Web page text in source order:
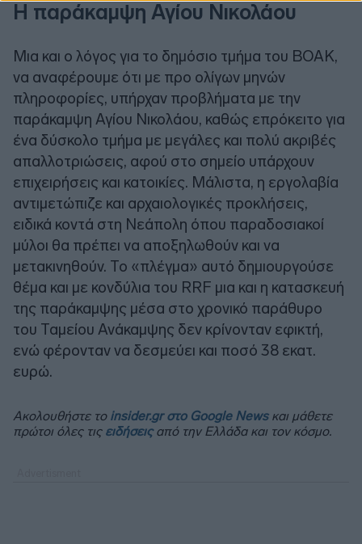
Η παράκαμψη Αγίου Νικολάου
Μια και ο λόγος για το δημόσιο τμήμα του ΒΟΑΚ,
να αναφέρουμε ότι με προ ολίγων μηνών
πληροφορίες, υπήρχαν προβλήματα με την
παράκαμψη Αγίου Νικολάου, καθώς επρόκειτο για
ένα δύσκολο τμήμα με μεγάλες και πολύ ακριβές
απαλλοτριώσεις, αφού στο σημείο υπάρχουν
επιχειρήσεις και κατοικίες. Μάλιστα, η εργολαβία
αντιμετώπιζε και αρχαιολογικές προκλήσεις,
ειδικά κοντά στη Νεάπολη όπου παραδοσιακοί
μύλοι θα πρέπει να αποξηλωθούν και να
μετακινηθούν. Το «πλέγμα» αυτό δημιουργούσε
θέμα και με κονδύλια του RRF μια και η κατασκευή
της παράκαμψης μέσα στο χρονικό παράθυρο
του Ταμείου Ανάκαμψης δεν κρίνονταν εφικτή,
ενώ φέρονταν να δεσμεύει και ποσό 38 εκατ.
ευρώ.
Ακολουθήστε το insider.gr στο Google Newsκαι μάθετε
πρώτοι όλες τις ειδήσειςαπό την Ελλάδα και τον κόσμο.